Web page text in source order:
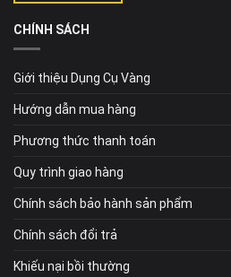
CHÍNH SÁCH
Giới thiệu Dụng Cụ Vàng
Hướng dẫn mua hàng
Phương thức thanh toán
Quy trình giao hàng
Chính sách bảo hành sản phẩm
Chính sách đổi trả
Khiếu nại bồi thường